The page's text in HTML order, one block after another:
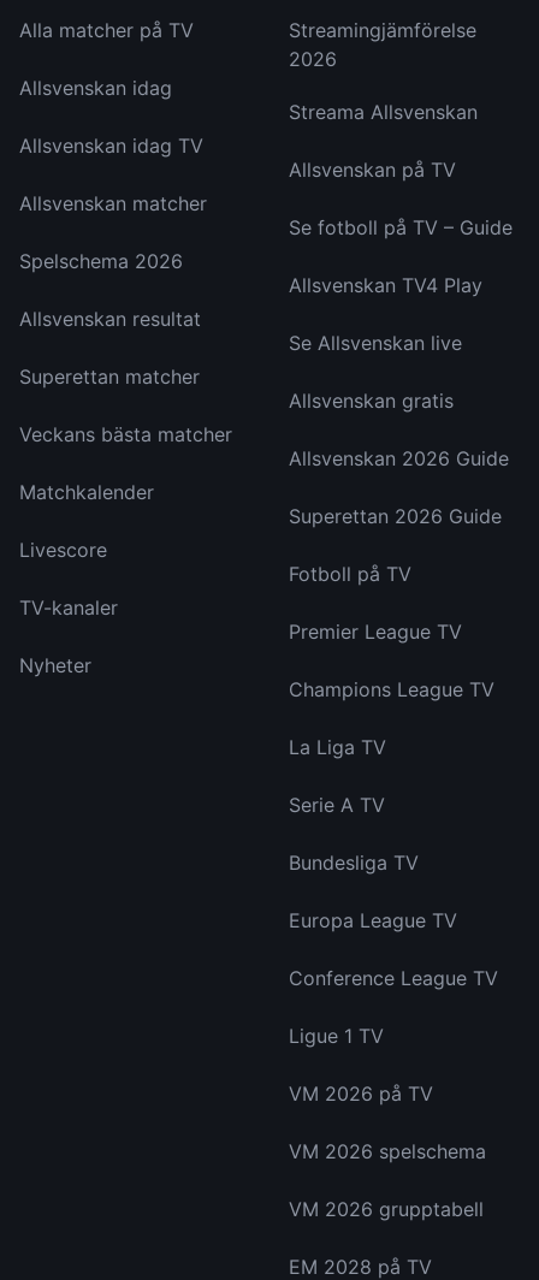
Alla matcher på TV
Allsvenskan idag
Allsvenskan idag TV
Allsvenskan matcher
Spelschema 2026
Allsvenskan resultat
Superettan matcher
Veckans bästa matcher
Matchkalender
Livescore
TV-kanaler
Nyheter
Streamingjämförelse
2026
Streama Allsvenskan
Allsvenskan på TV
Se fotboll på TV – Guide
Allsvenskan TV4 Play
Se Allsvenskan live
Allsvenskan gratis
Allsvenskan 2026 Guide
Superettan 2026 Guide
Fotboll på TV
Premier League TV
Champions League TV
La Liga TV
Serie A TV
Bundesliga TV
Europa League TV
Conference League TV
Ligue 1 TV
VM 2026 på TV
VM 2026 spelschema
VM 2026 grupptabell
EM 2028 på TV